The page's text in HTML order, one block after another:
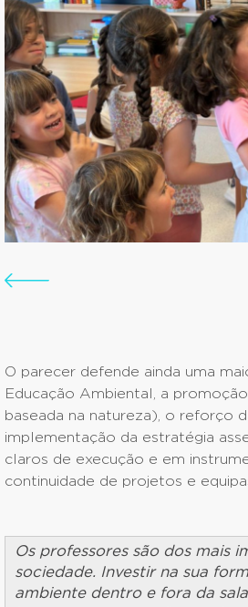
O parecer defende ainda uma
Educação Ambiental, a
baseada na natureza), o reforço
implementação da estratégia
claros de execução e em
continuidade de projetos e
Os professores são dos mais
sociedade. Investir na sua
ambiente dentro e fora da